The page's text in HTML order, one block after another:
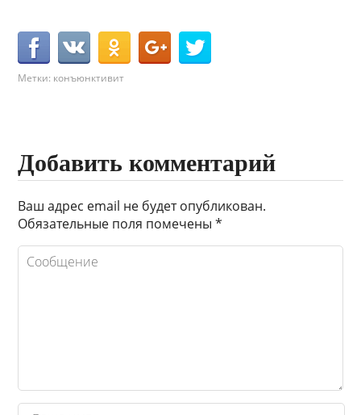
Метки: конъюнктивит
Добавить комментарий
Ваш адрес email не будет опубликован.
Обязательные поля помечены*